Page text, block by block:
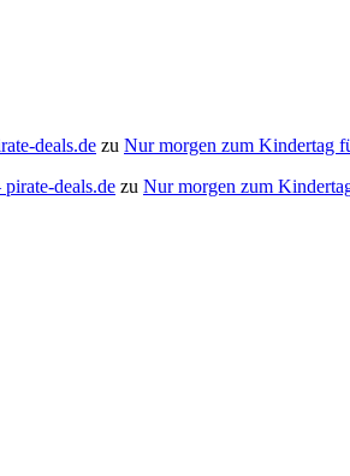
deals.de zu Nur morgen zum Kindertag
deals.de zu Nur morgen zum